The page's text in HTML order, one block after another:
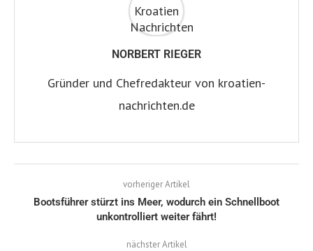
NORBERT RIEGER
Gründer und Chefredakteur von kroatien-
nachrichten.de
vorheriger Artikel
Bootsführer stürzt ins Meer, wodurch ein Schnellboot
unkontrolliert weiter fährt!
nächster Artikel